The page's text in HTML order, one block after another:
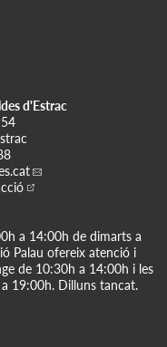
d'Estrac
a 14:00h de dimarts a
Palau ofereix atenció i
de 10:30h a 14:00h i les
19:00h. Dilluns tancat.